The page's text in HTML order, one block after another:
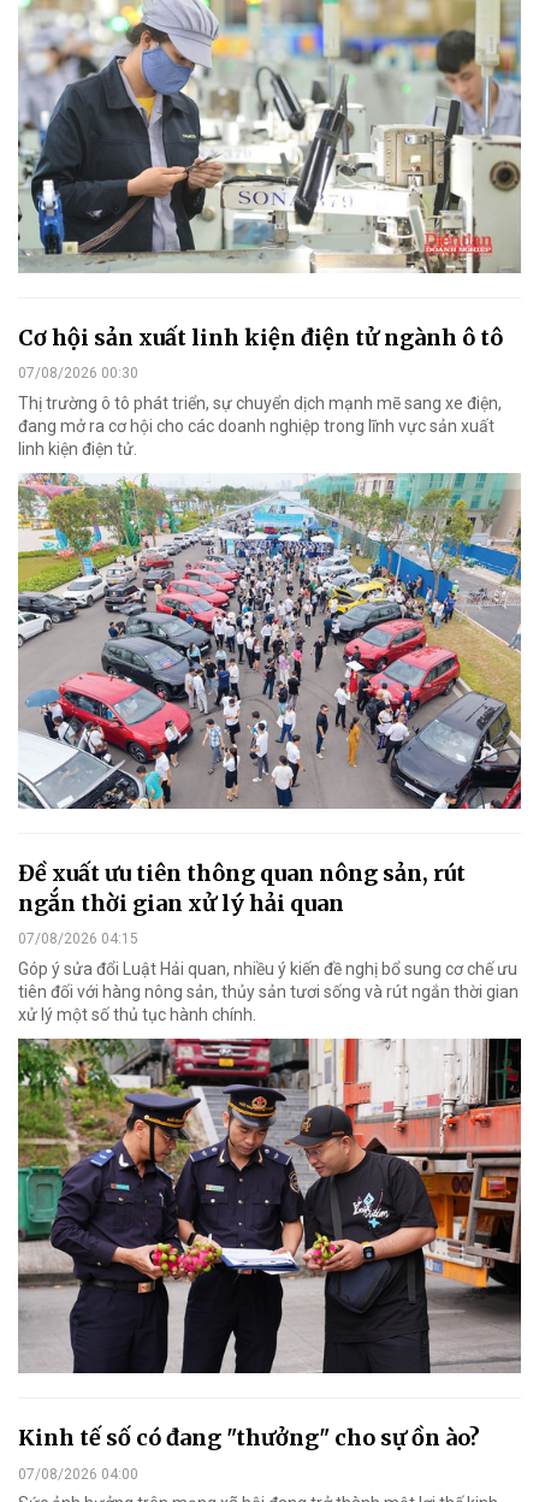
Cơ hội sản xuất linh kiện điện tử ngành ô tô
07/08/2026 00:30
Thị trường ô tô phát triển, sự chuyển dịch mạnh mẽ sang xe điện,
đang mở ra cơ hội cho các doanh nghiệp trong lĩnh vực sản xuất
linh kiện điện tử.
Đề xuất ưu tiên thông quan nông sản, rút
ngắn thời gian xử lý hải quan
07/08/2026 04:15
Góp ý sửa đổi Luật Hải quan, nhiều ý kiến đề nghị bổ sung cơ chế ưu
tiên đối với hàng nông sản, thủy sản tươi sống và rút ngắn thời gian
xử lý một số thủ tục hành chính.
Kinh tế số có đang "thưởng" cho sự ồn ào?
07/08/2026 04:00